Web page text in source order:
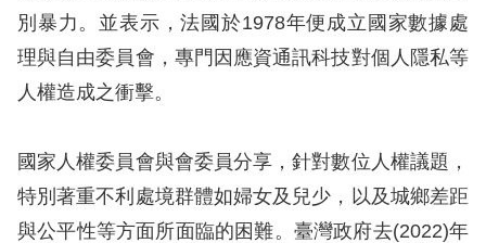
礙
快
捷
請
選
別暴力。並表示，法國於1978年便成立國家數據處
理與自由委員會，專門因應資通訊科技對個人隱私等
人權造成之衝擊。
國家人權委員會與會委員分享，針對數位人權議題，
特別著重不利處境群體如婦女及兒少，以及城鄉差距
與公平性等方面所面臨的困難。臺灣政府去(2022)年